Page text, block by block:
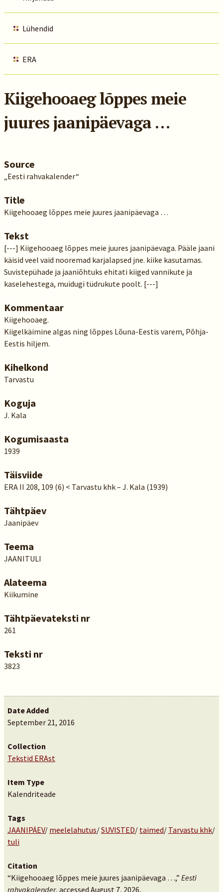
Lühendid
ERA
Kiigehooaeg lõppes meie
juures jaanipäevaga …
Source
„Eesti rahvakalender“
Title
Kiigehooaeg lõppes meie juures jaanipäevaga …
Tekst
[---] Kiigehooaeg lõppes meie juures jaanipäevaga. Pääle jaani
käisid veel vaid nooremad karjalapsed jne. kiike kasutamas.
Suvistepühade ja jaaniõhtuks ehitati kiiged vannikute ja
kaselehestega, muidugi tüdrukute poolt. [---]
Kommentaar
Kiigehooaeg.
Kiigelkäimine algas ning lõppes Lõuna-Eestis varem, Põhja-
Eestis hiljem.
Kihelkond
Tarvastu
Koguja
J. Kala
Kogumisaasta
1939
Täisviide
ERA II 208, 109 (6) < Tarvastu khk – J. Kala (1939)
Tähtpäev
Jaanipäev
Teema
JAANITULI
Alateema
Kiikumine
Tähtpäevateksti nr
261
Teksti nr
3823
Date Added
September 21, 2016
Collection
Tekstid ERAst
Item Type
Kalendriteade
Tags
JAANIPÄEV/ meelelahutus/SUVISTED/ taimed/ Tarvastu khk/
tuli
Citation
“Kiigehooaeg lõppes meie juures jaanipäevaga …,” Eesti
rahvakalender, accessed August 7, 2026,